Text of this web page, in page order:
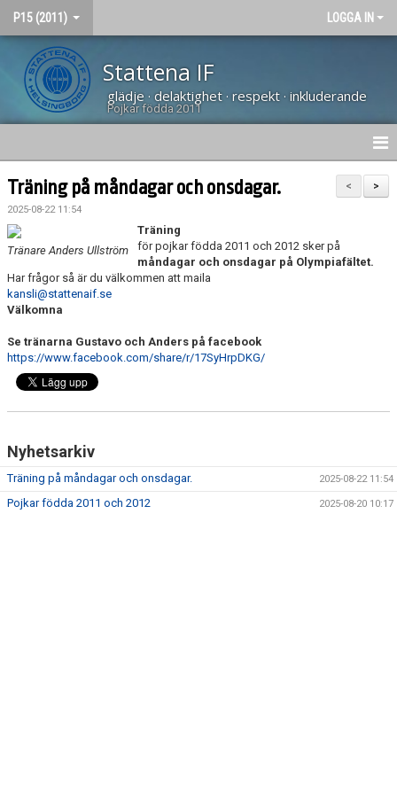
P15 (2011) LOGGA IN
Stattena IF
glädje · delaktighet · respekt · inkluderande
Pojkar födda 2011
HEM
NYHETER
KALENDER
MATCHER
DOKUMENT
>
<
Träning på måndagar och onsdagar.
2025-08-22 11:54
Tränare Anders Ullström
Träning
för pojkar födda 2011 och 2012 sker på
måndagar och onsdagar på Olympiafältet.
Har frågor så är du välkommen att maila
kansli@stattenaif.se
Välkomna
Se tränarna Gustavo och Anders på facebook
https://www.facebook.com/share/r/17SyHrpDKG/
Nyhetsarkiv
Träning på måndagar och onsdagar. 2025-08-22 11:54
Pojkar födda 2011 och 2012 2025-08-20 10:17